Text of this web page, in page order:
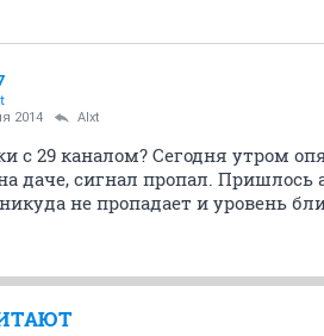
2014 Alxt
с 29 каналом? Сегодня утром
даче, сигнал пропал. Пришлось
не пропадает и уровень